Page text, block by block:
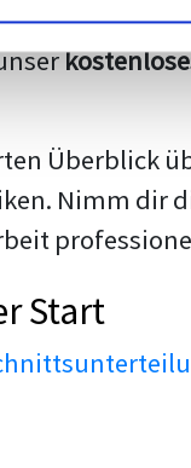
Überblick
Nimm dir
Start